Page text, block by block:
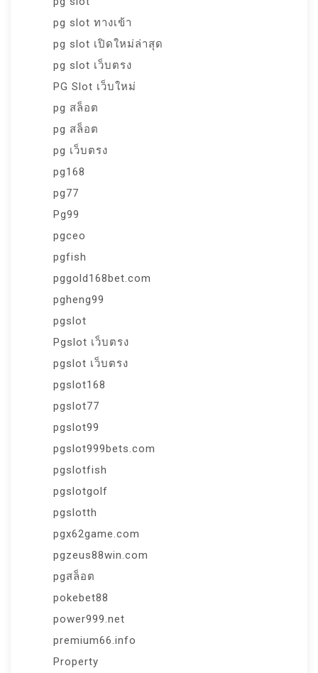
pg slot ทางเข้า
pg slot เปิดใหม่ล่าสุด
pg slot เว็บตรง
PG Slot เว็บใหม่
pg สล็อต
pg สล็อต
pg เว็บตรง
pg168
pg77
Pg99
pgceo
pgfish
pggold168bet.com
pgheng99
pgslot
Pgslot เว็บตรง
pgslot เว็บตรง
pgslot168
pgslot77
pgslot99
pgslot999bets.com
pgslotfish
pgslotgolf
pgslotth
pgx62game.com
pgzeus88win.com
pgสล็อต
pokebet88
power999.net
premium66.info
Property